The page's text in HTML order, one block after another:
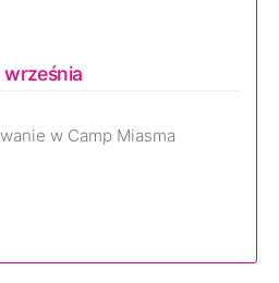
września
w Camp Miasma